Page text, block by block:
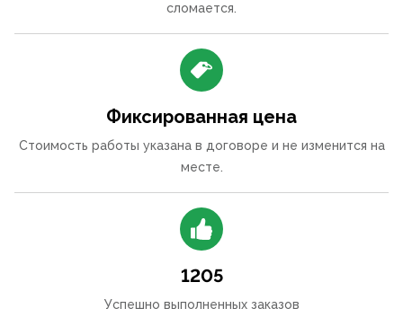
сломается.
Фиксированная цена
Стоимость работы указана в договоре и не изменится на
месте.
1205
Успешно выполненных заказов